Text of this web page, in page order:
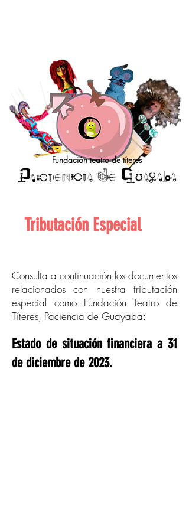
Fundación teatro de títeres
Tributación Especial
Consulta a continuación los documentos
relacionados con nuestra tributación
especial como Fundación Teatro de
Títeres, Paciencia de Guayaba:
Estado de situación financiera a 31
de diciembre de 2023.